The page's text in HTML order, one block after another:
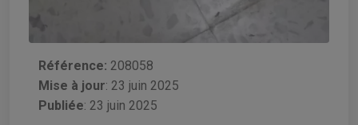
Référence: 208058
Mise à jour: 23 juin 2025
Publiée: 23 juin 2025